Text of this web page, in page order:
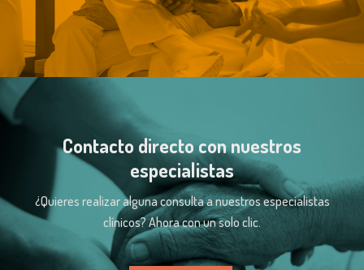
Contacto directo con nuestros
especialistas
¿Quieres realizar alguna consulta a nuestros especialistas
clínicos? Ahora con un solo clic.